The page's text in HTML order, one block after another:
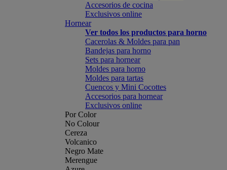
Accesorios de cocina
Exclusivos online
Hornear
Ver todos los productos para horno
Cacerolas & Moldes para pan
Bandejas para horno
Sets para hornear
Moldes para horno
Moldes para tartas
Cuencos y Mini Cocottes
Accesorios para hornear
Exclusivos online
Por Color
No Colour
Cereza
Volcanico
Negro Mate
Merengue